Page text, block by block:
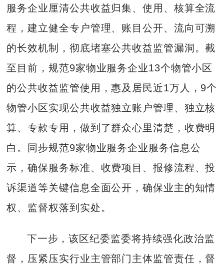
服务企业厘清公共收益归集、使用、核算全流
程，建立健全专户管理、账目公开、流向可溯
的长效机制，彻底堵塞公共收益监管漏洞。截
至目前，规范9家物业服务企业13个物管小区
的公共收益监管使用，惠及居民近1万人，9个
物管小区实现公共收益独立账户管理、独立核
算、专款专用，做到了群众心里清楚，收费明
白。同步规范9家物业服务企业服务信息公
示，确保服务标准、收费项目、报修流程、投
诉渠道等关键信息全面公开，确保业主的知情
权、监督权落到实处。
下一步，该区纪委监委将持续强化政治监
督，压紧压实行业主管部门主体监管责任，督